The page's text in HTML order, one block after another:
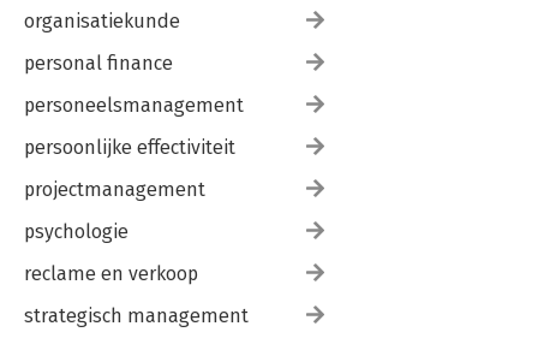
organisatiekunde
personal finance
personeelsmanagement
persoonlijke effectiviteit
projectmanagement
psychologie
reclame en verkoop
strategisch management